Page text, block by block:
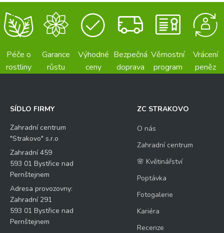
Péče o
rostliny
Garance
růstu
Výhodné
ceny
Bezpečná
doprava
Věrnostní
program
Vrácení
peněz
SÍDLO FIRMY
Zahradní centrum
"Strakovo" s.r.o
Zahradní 459
593 01 Bystřice nad
Pernštejnem
Adresa provozovny:
Zahradní 291
593 01 Bystřice nad
Pernštejnem
ZC STRAKOVO
O nás
Zahradní centrum
🌸 Květinářství
Poptávka
Fotogalerie
Kariéra
Recenze